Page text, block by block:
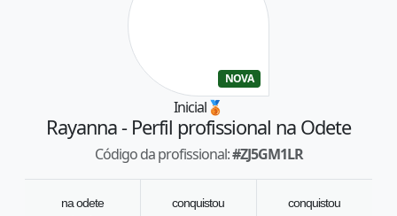
NOVA
Inicial🥉
Rayanna- Perfil profissional na Odete
Código da profissional:#ZJ5GM1LR
na odete
conquistou conquistou